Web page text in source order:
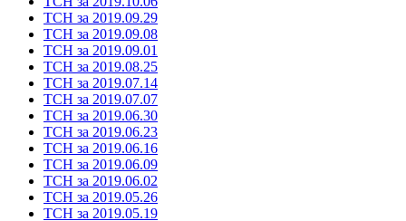
ТСН за 2019.09.29
ТСН за 2019.09.08
ТСН за 2019.09.01
ТСН за 2019.08.25
ТСН за 2019.07.14
ТСН за 2019.07.07
ТСН за 2019.06.30
ТСН за 2019.06.23
ТСН за 2019.06.16
ТСН за 2019.06.09
ТСН за 2019.06.02
ТСН за 2019.05.26
ТСН за 2019.05.19